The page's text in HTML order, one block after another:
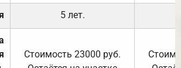
5 лет.
Стоимость 23000 руб.